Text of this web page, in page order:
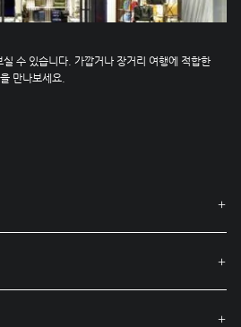
수 있습니다. 가깝거나 장거리 여행에 적합한
만나보세요.